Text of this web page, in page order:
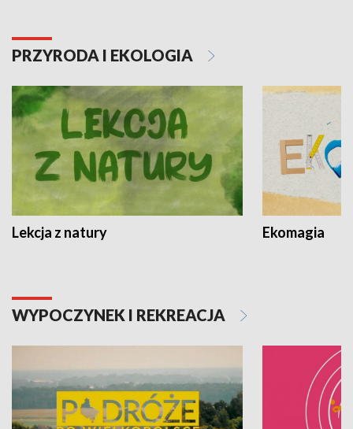
PRZYRODA I EKOLOGIA
Lekcja z natury Ekomagia
WYPOCZYNEK I REKREACJA